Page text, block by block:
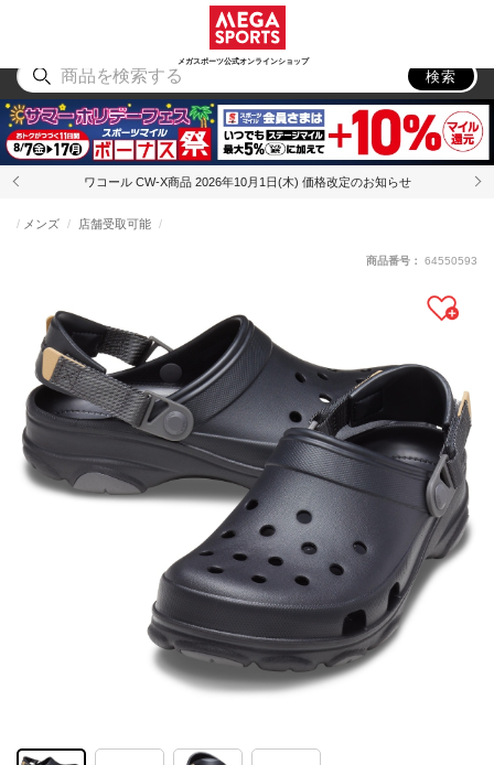
メガスポーツ公式オンラインショップ
アウトドア
検索
ワコール CW-X商品 2026年10月1日(木) 価格改定のお知らせ
メンズ 店舗受取可能
商品番号： 64550593